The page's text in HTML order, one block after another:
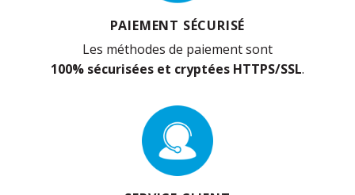
PAIEMENT SÉCURISÉ
Les méthodes de paiement sont
100% sécurisées et cryptées HTTPS/SSL.